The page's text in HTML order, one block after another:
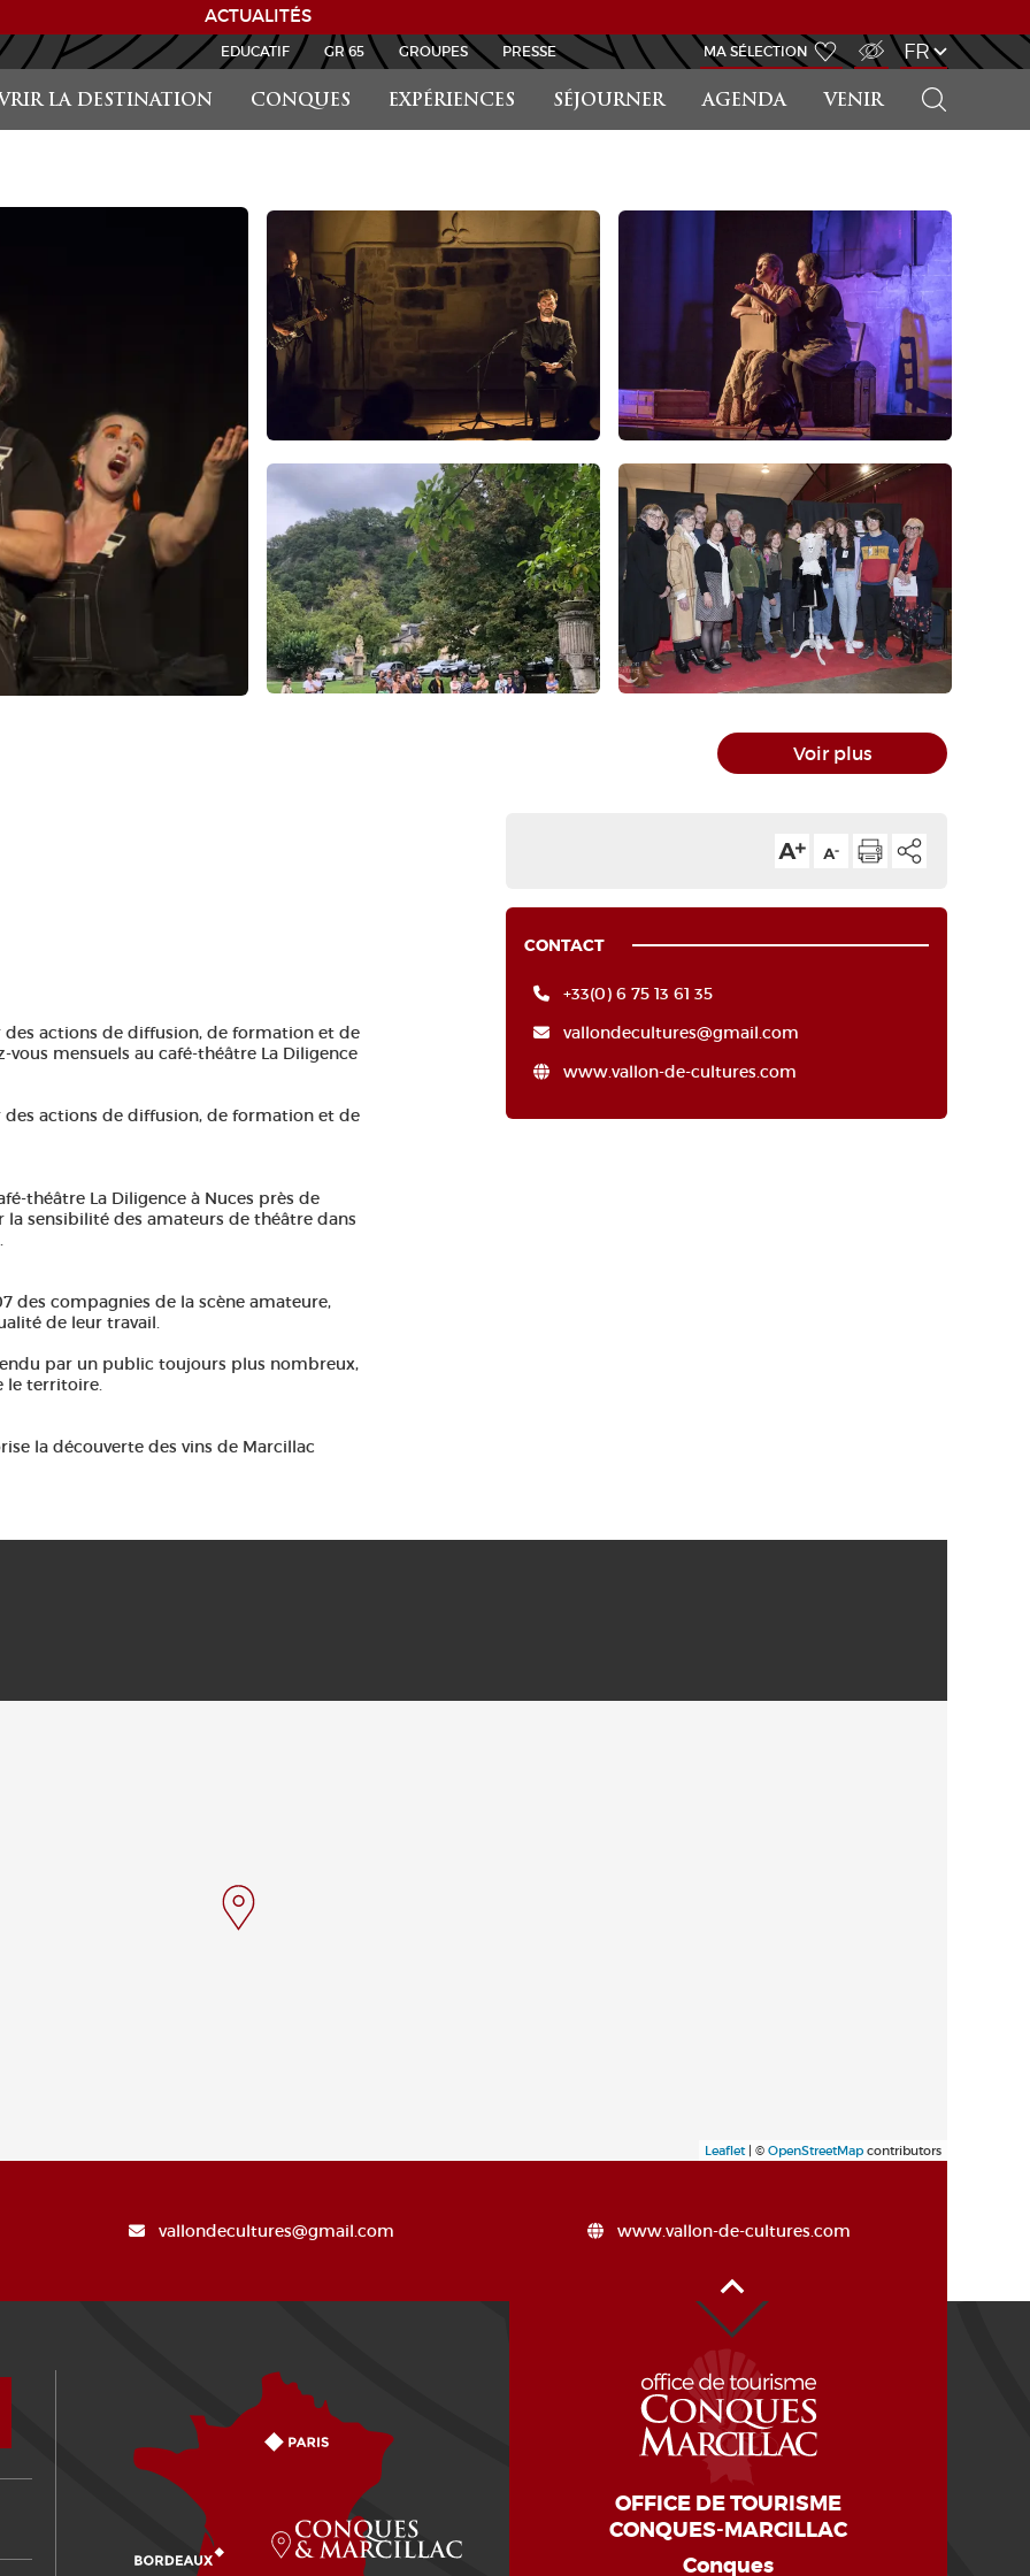
ACTUALITÉS
LA DESTINATION CONQUES EXPÉRIENCES SÉJOURNER AGENDA VENIR
EDUCATIF GR 65 GROUPES PRESSE MA SÉLECTION FR
Voir plus
des actions de diffusion, de formation et de
mensuels au café-théâtre La Diligence
des actions de diffusion, de formation et de
théâtre La Diligence à Nuces près de
sensibilité des amateurs de théâtre dans
des compagnies de la scène amateure,
de leur travail.
par un public toujours plus nombreux,
le territoire.
la découverte des vins de Marcillac
CONTACT
+33(0) 6 75 13 61 35
vallondecultures@gmail.com
www.vallon-de-cultures.com
Leaflet| © OpenStreetMap contributors
vallondecultures@gmail.com www.vallon-de-cultures.com
OFFICE DE TOURISME
CONQUES-MARCILLAC
Conques